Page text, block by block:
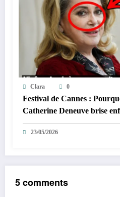
Clara 0
Festival de Cannes :
Catherine Deneuve brise
Croisette
23/05/2026
5 comments